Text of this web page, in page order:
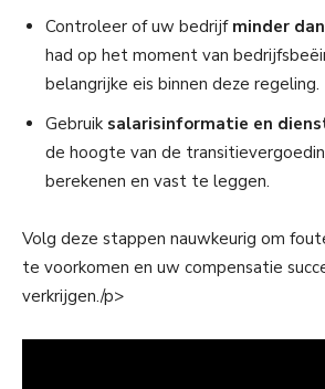
Controleer of uw bedrijf minder
had op het moment van
belangrijke eis binnen deze regeling.
Gebruik salarisinformatie en
de hoogte van de
berekenen en vast te leggen.
Volg deze stappen nauwkeurig om
te voorkomen en uw compensatie
verkrijgen./p>